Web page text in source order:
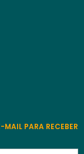
PARA RECEBER